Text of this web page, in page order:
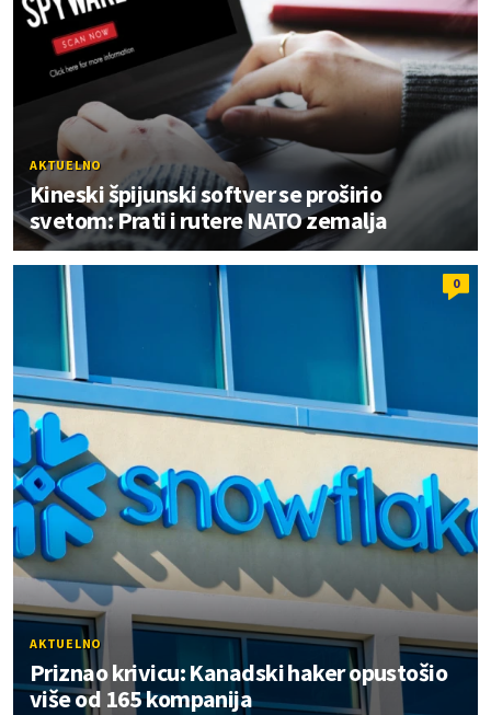
AKTUELNO
Kineski špijunski softver se proširio
svetom: Prati i rutere NATO zemalja
0
AKTUELNO
Priznao krivicu: Kanadski haker opustošio
više od 165 kompanija